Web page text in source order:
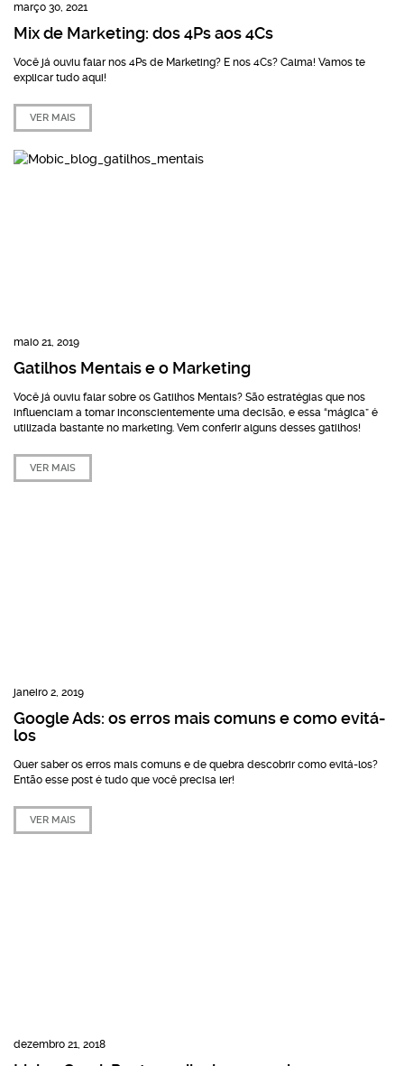
março 30, 2021
Mix de Marketing: dos 4Ps aos 4Cs
Você já ouviu falar nos 4Ps de Marketing? E nos 4Cs? Calma! Vamos te
explicar tudo aqui!
VER MAIS
maio 21, 2019
Gatilhos Mentais e o Marketing
Você já ouviu falar sobre os Gatilhos Mentais? São estratégias que nos
influenciam a tomar inconscientemente uma decisão, e essa “mágica” é
utilizada bastante no marketing. Vem conferir alguns desses gatilhos!
VER MAIS
janeiro 2, 2019
Google Ads: os erros mais comuns e como evitá-
los
Quer saber os erros mais comuns e de quebra descobrir como evitá-los?
Então esse post é tudo que você precisa ler!
VER MAIS
dezembro 21, 2018